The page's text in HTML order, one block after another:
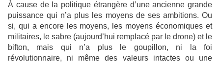
À cause de la politique étrangère d’une ancienne grande
puissance qui n’a plus les moyens de ses ambitions. Ou
si, qui a encore les moyens, les moyens économiques et
militaires, le sabre (aujourd’hui remplacé par le drone) et le
bifton, mais qui n’a plus le goupillon, ni la foi
révolutionnaire, ni même des valeurs intactes ou une